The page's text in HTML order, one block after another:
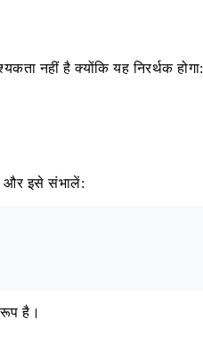
नहीं है क्योंकि यह निरर्थक होगा:
और इसे संभालें:
है।